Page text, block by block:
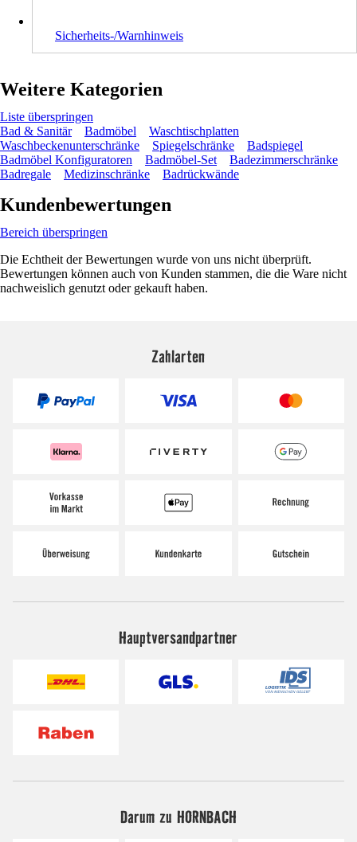
Sicherheits-/Warnhinweis
Weitere Kategorien
Liste überspringen
Bad & Sanitär
Badmöbel
Waschtischplatten
Waschbeckenunterschränke
Spiegelschränke
Badspiegel
Badmöbel Konfiguratoren
Badmöbel-Set
Badezimmerschränke
Badregale
Medizinschränke Badrückwände
Kundenbewertungen
Bereich überspringen
Die Echtheit der Bewertungen wurde von uns nicht überprüft.
Bewertungen können auch von Kunden stammen, die die Ware nicht
nachweislich genutzt oder gekauft haben.
Zahlarten
Hauptversandpartner
Darum zu HORNBACH